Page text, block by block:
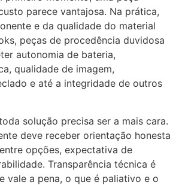
parece vantajosa. Na prática,
e da qualidade do material
peças de procedência duvidosa
autonomia de bateria,
qualidade de imagem,
e até a integridade de outros
solução precisa ser a mais cara.
deve receber orientação honesta
opções, expectativa de
Transparência técnica é
vale a pena, o que é paliativo e o